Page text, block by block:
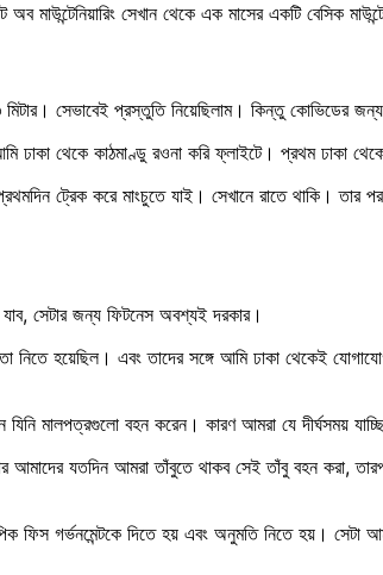
সেখান থেকে এক মাসের একটি বেসিক
সেভাবেই প্রস্তুতি নিয়েছিলাম। কিন্তু কোভিডের
ঢাকা থেকে কাঠমাণ্ডু রওনা করি ফ্লাইটে। প্রথম ঢাকা
ট্রেক করে মাংচুতে যাই। সেখানে রাতে থাকি। তার
যাব, সেটার জন্য ফিটনেস অবশ্যই দরকার।
হয়েছিল। এবং তাদের সঙ্গে আমি ঢাকা থেকেই
মালপত্রগুলো বহন করেন। কারণ আমরা যে দীর্ঘসময়
যতদিন আমরা তাঁবুতে থাকব সেই তাঁবু বহন করা,
ফিস গর্ভনমেন্টকে দিতে হয় এবং অনুমতি নিতে হয়। সেটা